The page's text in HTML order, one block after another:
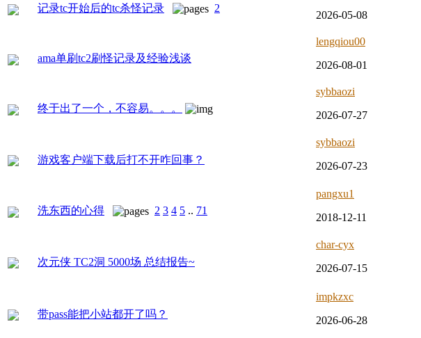
记录tc开始后的tc杀怪记录 2
2026-05-08
ama单刷tc2刷怪记录及经验浅谈
lengqiou00
2026-08-01
终于出了一个，不容易。。。
sybbaozi
2026-07-27
游戏客户端下载后打不开咋回事？
sybbaozi
2026-07-23
洗东西的心得 2 3 4 5 .. 71
pangxu1
2018-12-11
次元侠 TC2洞 5000场 总结报告~
char-cyx
2026-07-15
带pass能把小站都开了吗？
impkzxc
2026-06-28